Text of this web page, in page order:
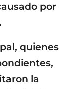
por
quienes
la